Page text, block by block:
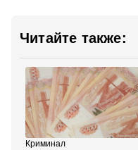
Читайте также:
Криминал